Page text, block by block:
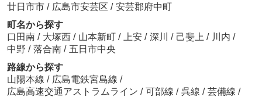
廿日市市 / 広島市安芸区 / 安芸郡府中町
町名から探す
口田南 / 大塚西 / 山本新町 / 上安 / 深川 / 己斐上 / 川内 /
中野 / 落合南 / 五日市中央
路線から探す
山陽本線 / 広島電鉄宮島線 /
広島高速交通アストラムライン / 可部線 / 呉線 / 芸備線 /